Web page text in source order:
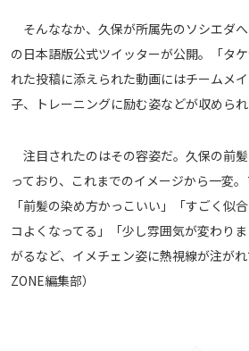
そんななか、久保が所属先のソシエダ
の日本語版公式ツイッターが公開。「タ
れた投稿に添えられた動画にはチームメ
子、トレーニングに励む姿などが収められ
注目されたのはその容姿だ。久保の前
っており、これまでのイメージから一変。
「前髪の染め方かっこいい」「すごく似
コよくなってる」「少し雰囲気が変わり
がるなど、イメチェン姿に熱視線が注が
ZONE編集部）